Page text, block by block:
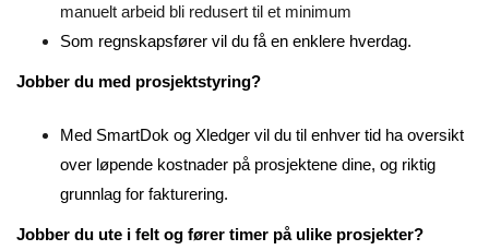
manuelt arbeid bli redusert til et minimum
Som regnskapsfører vil du få en enklere hverdag.
Jobber du med prosjektstyring?
Med SmartDok og Xledger vil du til enhver tid ha oversikt
over løpende kostnader på prosjektene dine, og riktig
grunnlag for fakturering.
Jobber du ute i felt og fører timer på ulike prosjekter?